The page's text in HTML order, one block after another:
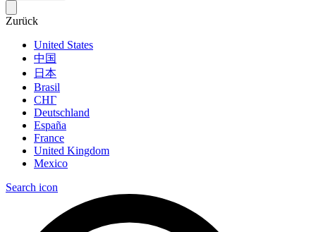
Zurück
United States
中国
日本
Brasil
СНГ
Deutschland
España
France
United Kingdom
Mexico
Search icon